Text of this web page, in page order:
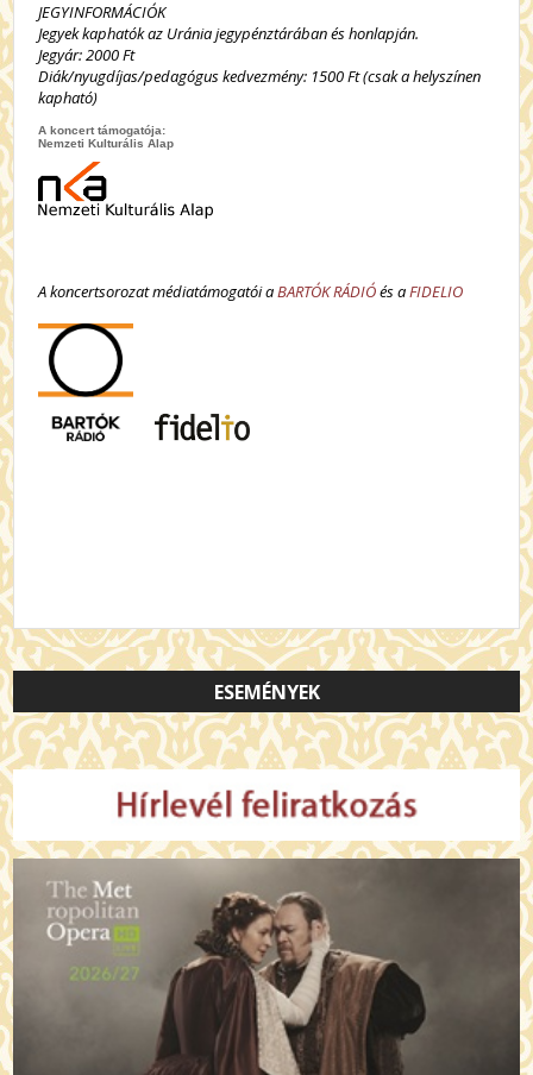
JEGYINFORMÁCIÓK
Jegyek kaphatók az Uránia jegypénztárában és honlapján.
Jegyár: 2000 Ft
Diák/nyugdíjas/pedagógus kedvezmény: 1500 Ft (csak a helyszínen
kapható)
A koncert támogatója:
Nemzeti Kulturális Alap
A koncertsorozat médiatámogatói aBARTÓK RÁDIÓés aFIDELIO
ESEMÉNYEK